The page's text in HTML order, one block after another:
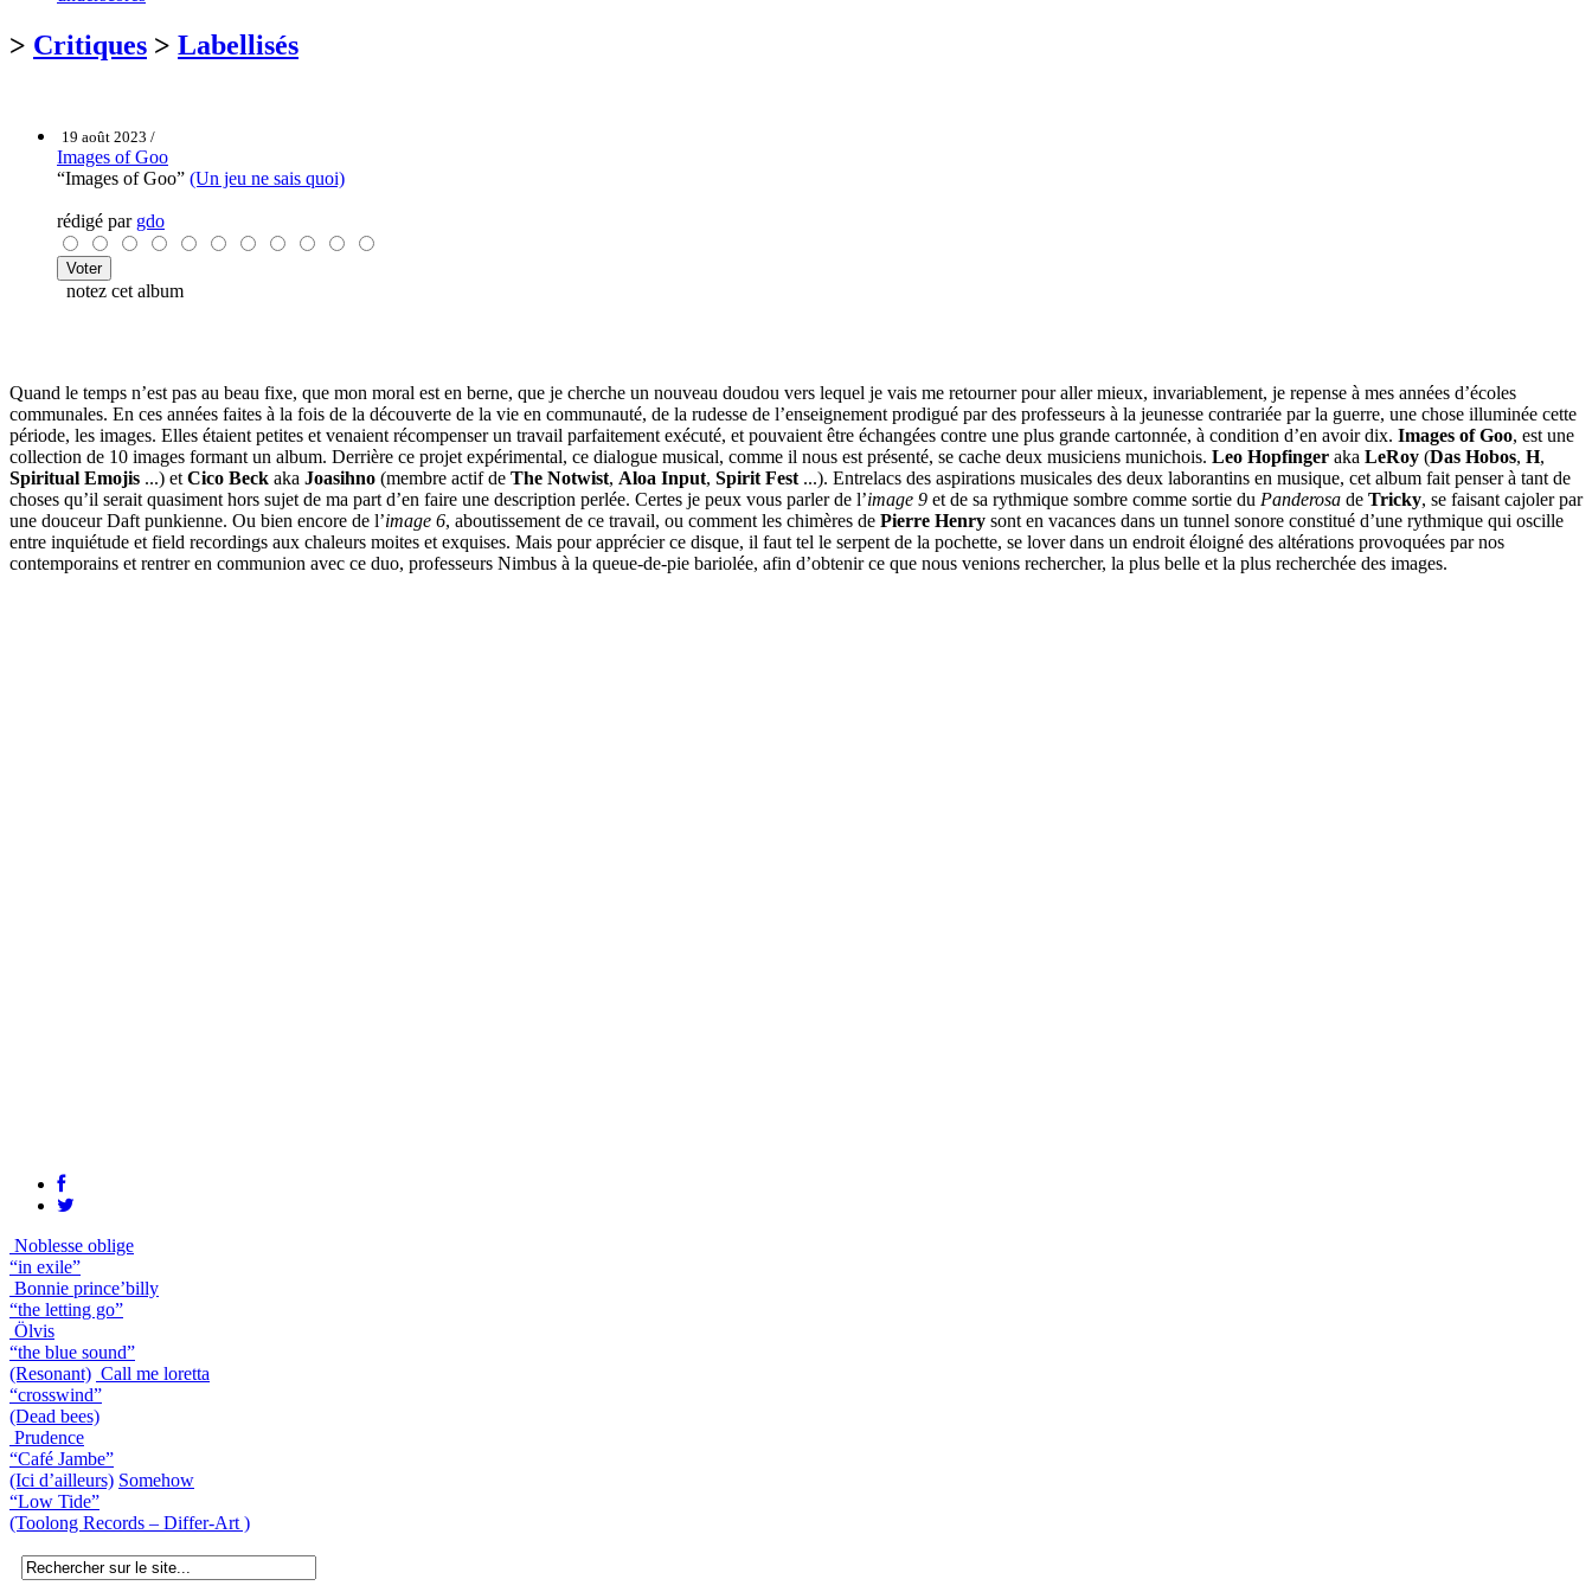
> Critiques > Labellisés
19 août 2023 /
Images of Goo
“Images of Goo” (Un jeu ne sais quoi)
rédigé par gdo
notez cet album
Quand le temps n’est pas au beau fixe, que mon moral est en berne, que je cherche un nouveau doudou vers lequel je vais me retourner pour aller mieux, invariablement, je repense à mes années d’écoles
communales. En ces années faites à la fois de la découverte de la vie en communauté, de la rudesse de l’enseignement prodigué par des professeurs à la jeunesse contrariée par la guerre, une chose illuminée cette
période, les images. Elles étaient petites et venaient récompenser un travail parfaitement exécuté, et pouvaient être échangées contre une plus grande cartonnée, à condition d’en avoir dix. Images of Goo, est une
collection de 10 images formant un album. Derrière ce projet expérimental, ce dialogue musical, comme il nous est présenté, se cache deux musiciens munichois. Leo Hopfinger aka LeRoy (Das Hobos, H,
Spiritual Emojis ...) et Cico Beck aka Joasihno (membre actif de The Notwist, Aloa Input, Spirit Fest ...). Entrelacs des aspirations musicales des deux laborantins en musique, cet album fait penser à tant de
choses qu’il serait quasiment hors sujet de ma part d’en faire une description perlée. Certes je peux vous parler de l’image 9 et de sa rythmique sombre comme sortie du Panderosa de Tricky, se faisant cajoler par
une douceur Daft punkienne. Ou bien encore de l’image 6, aboutissement de ce travail, ou comment les chimères de Pierre Henry sont en vacances dans un tunnel sonore constitué d’une rythmique qui oscille
entre inquiétude et field recordings aux chaleurs moites et exquises. Mais pour apprécier ce disque, il faut tel le serpent de la pochette, se lover dans un endroit éloigné des altérations provoquées par nos
contemporains et rentrer en communion avec ce duo, professeurs Nimbus à la queue-de-pie bariolée, afin d’obtenir ce que nous venions rechercher, la plus belle et la plus recherchée des images.
Noblesse oblige
“in exile”
Bonnie prince’billy
“the letting go”
Ölvis
“the blue sound”
(Resonant) Call me loretta
“crosswind”
(Dead bees)
Prudence
“Café Jambe”
(Ici d’ailleurs) Somehow
“Low Tide”
(Toolong Records – Differ-Art )